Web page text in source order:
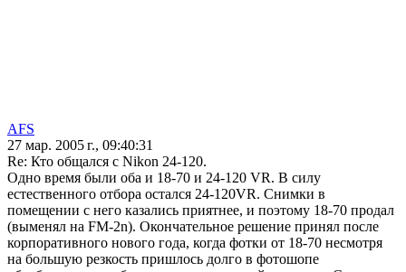
AFS
27 мар. 2005 г., 09:40:31
Re: Кто общался с Nikon 24-120.
Одно время были оба и 18-70 и 24-120 VR. В силу
естественного отбора остался 24-120VR. Снимки в
помещении с него казались приятнее, и поэтому 18-70 продал
(выменял на FM-2n). Окончательное решение принял после
корпоративного нового года, когда фотки от 18-70 несмотря
на большую резкость пришлось долго в фотошопе